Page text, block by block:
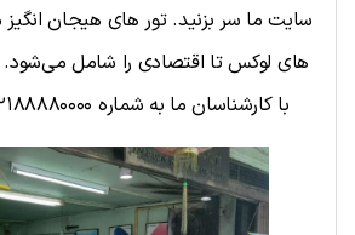
سایت ما سر بزنید. تور های هیجان
های لوکس تا اقتصادی را شامل
با کارشناسان ما به شماره